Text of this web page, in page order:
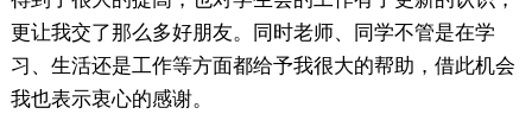
更让我交了那么多好朋友。同时老师、同学不管是在学
习、生活还是工作等方面都给予我很大的帮助，借此机会
我也表示衷心的感谢。